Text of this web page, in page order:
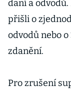
daní a
přišli o
odvodů nebo
zdanění.
Pro zrušení